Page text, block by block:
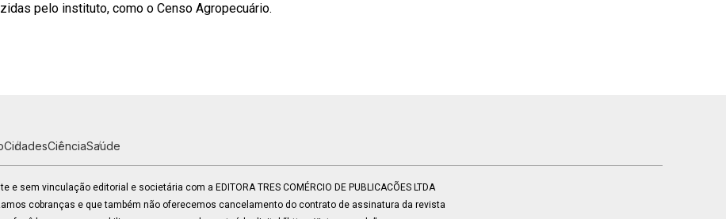
pelo instituto, como o Censo Agropecuário.
CidadesCiênciaSaúde
e sem vinculação editorial e societária com a EDITORA TRES COMÉRCIO DE PUBLICACÕES LTDA
cobranças e que também não oferecemos cancelamento do contrato de assinatura da revista